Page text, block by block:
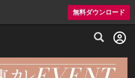
無料ダウンロード
グルメ情報・プレミアムレストラン予約